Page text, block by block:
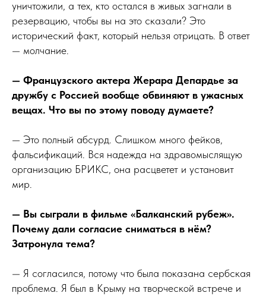
уничтожили, а тех, кто остался в живых загнали в
резервацию, чтобы вы на это сказали? Это
исторический факт, который нельзя отрицать. В ответ
— молчание.
— Французского актера Жерара Депардье за
дружбу с Россией вообще обвиняют в ужасных
вещах. Что вы по этому поводу думаете?
— Это полный абсурд. Слишком много фейков,
фальсификаций. Вся надежда на здравомыслящую
организацию БРИКС, она расцветет и установит
мир.
— Вы сыграли в фильме «Балканский рубеж».
Почему дали согласие сниматься в нём?
Затронула тема?
— Я согласился, потому что была показана сербская
проблема. Я был в Крыму на творческой встрече и